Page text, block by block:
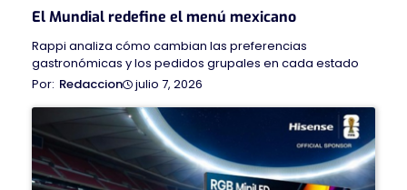
El Mundial redefine el menú mexicano
Rappi analiza cómo cambian las preferencias
gastronómicas y los pedidos grupales en cada estado
Redaccion
julio 7, 2026